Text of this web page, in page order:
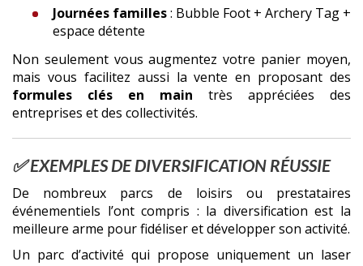
Journées familles: Bubble Foot + Archery Tag +
espace détente
Non seulement vous augmentez votre panier moyen,
mais vous facilitez aussi la vente en proposant des
formules clés en main très appréciées des
entreprises et des collectivités.
✅ EXEMPLES DE DIVERSIFICATION RÉUSSIE
De nombreux parcs de loisirs ou prestataires
événementiels l’ont compris : la diversification est la
meilleure arme pour fidéliser et développer son activité.
Un parc d’activité qui propose uniquement un laser